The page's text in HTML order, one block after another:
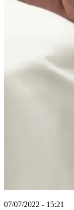
07/07/2022 - 15:21